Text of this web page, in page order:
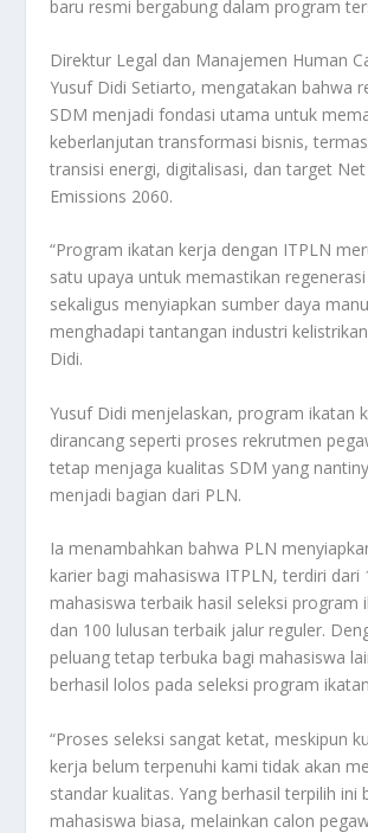
baru resmi bergabung dalam program
Direktur Legal dan Manajemen Human
Yusuf Didi Setiarto, mengatakan bahwa
SDM menjadi fondasi utama untuk
keberlanjutan transformasi bisnis,
transisi energi, digitalisasi, dan target
Emissions 2060.
“Program ikatan kerja dengan ITPLN
satu upaya untuk memastikan
sekaligus menyiapkan sumber daya
menghadapi tantangan industri
Didi.
Yusuf Didi menjelaskan, program ikatan
dirancang seperti proses rekrutmen
tetap menjaga kualitas SDM yang
menjadi bagian dari PLN.
Ia menambahkan bahwa PLN
karier bagi mahasiswa ITPLN, terdiri dari
mahasiswa terbaik hasil seleksi program
dan 100 lulusan terbaik jalur reguler.
peluang tetap terbuka bagi mahasiswa
berhasil lolos pada seleksi program
“Proses seleksi sangat ketat, meskipun
kerja belum terpenuhi kami tidak akan
standar kualitas. Yang berhasil terpilih ini
mahasiswa biasa, melainkan calon